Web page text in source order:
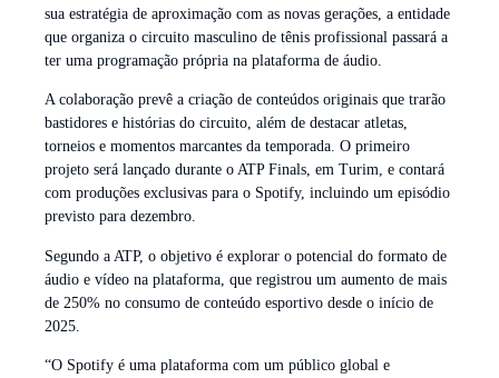
sua estratégia de aproximação com as novas gerações, a entidade
que organiza o circuito masculino de tênis profissional passará a
ter uma programação própria na plataforma de áudio.
A colaboração prevê a criação de conteúdos originais que trarão
bastidores e histórias do circuito, além de destacar atletas,
torneios e momentos marcantes da temporada. O primeiro
projeto será lançado durante o ATP Finals, em Turim, e contará
com produções exclusivas para o Spotify, incluindo um episódio
previsto para dezembro.
Segundo a ATP, o objetivo é explorar o potencial do formato de
áudio e vídeo na plataforma, que registrou um aumento de mais
de 250% no consumo de conteúdo esportivo desde o início de
2025.
“O Spotify é uma plataforma com um público global e